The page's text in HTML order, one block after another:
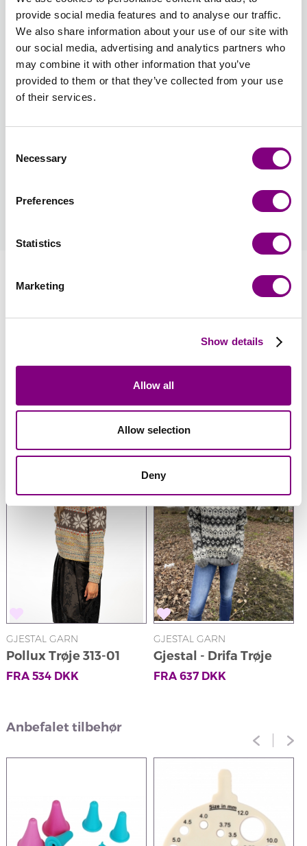
provide social media features and to analyse our traffic.
We also share information about your use of our site with
our social media, advertising and analytics partners who
may combine it with other information that you’ve
provided to them or that they’ve collected from your use
of their services.
Selection
Necessary
Preferences
Statistics
Marketing
Show details
Allow all
Allow selection
Deny
Samlet sum:
Ønsker du et bestemt batchnummer, kan du vælge det her
Vis batchnummer
Forventet leveringstid: 3-7 hverdage
Hvordan bliver man medlem?
Anmeldelser
Se strikkepakker i denne farve
SE ALLE
GJESTAL GARN
Pollux Trøje 313-01
FRA 534DKK
GJESTAL GARN
Gjestal - Drifa Trøje
Lys Grå 294-14A
FRA 637DKK
Anbefalet tilbehør